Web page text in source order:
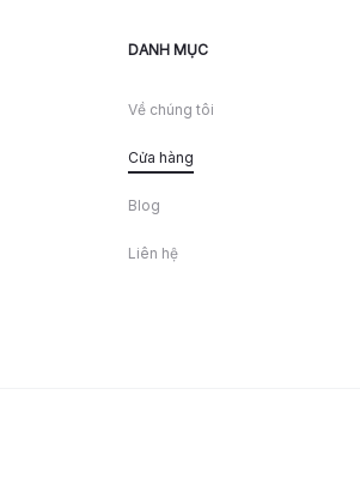
DANH MỤC
Về chúng tôi
Cửa hàng
Blog
Liên hệ